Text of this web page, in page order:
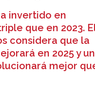
invertido en
que en 2023.
considera que la
en 2025 y un
mejor